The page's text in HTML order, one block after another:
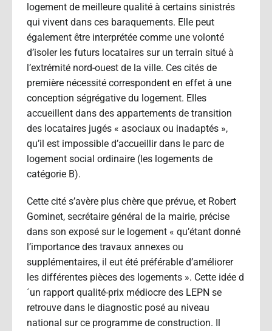
logement de meilleure qualité à certains sinistrés
qui vivent dans ces baraquements. Elle peut
également être interprétée comme une volonté
d’isoler les futurs locataires sur un terrain situé à
l’extrémité nord-ouest de la ville. Ces cités de
première nécessité correspondent en effet à une
conception ségrégative du logement. Elles
accueillent dans des appartements de transition
des locataires jugés « asociaux ou inadaptés »,
qu’il est impossible d’accueillir dans le parc de
logement social ordinaire (les logements de
catégorie B).
Cette cité s’avère plus chère que prévue, et Robert
Gominet, secrétaire général de la mairie, précise
dans son exposé sur le logement « qu’étant donné
l’importance des travaux annexes ou
supplémentaires, il eut été préférable d’améliorer
les différentes pièces des logements ». Cette idée d
´un rapport qualité-prix médiocre des LEPN se
retrouve dans le diagnostic posé au niveau
national sur ce programme de construction. Il